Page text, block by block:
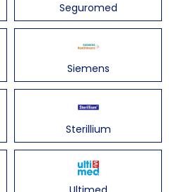
Seguromed
Siemens
Sterillium